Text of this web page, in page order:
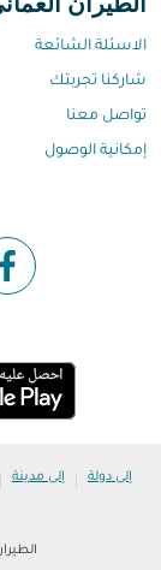
الطيران
الاسئلة الشائعة
شاركنا تجربتك
تواصل معنا
إمكانية الوصول
إلى دولة | إلى مدينة |